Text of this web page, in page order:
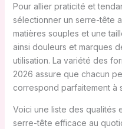
Pour allier praticité et
sélectionner un serre-tête
matières souples et une
ainsi douleurs et marques
utilisation. La variété des
2026 assure que chacun
correspond parfaitement à
Voici une liste des qualités
serre-tête efficace au